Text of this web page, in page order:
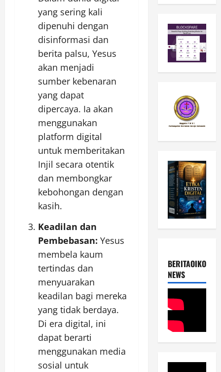
yang sering kali
dipenuhi dengan
disinformasi dan
berita palsu, Yesus
akan menjadi
sumber kebenaran
yang dapat
dipercaya. Ia akan
menggunakan
platform digital
untuk memberitakan
Injil secara otentik
dan membongkar
kebohongan dengan
kasih.
Keadilan dan
Pembebasan: Yesus
membela kaum
tertindas dan
menyuarakan
keadilan bagi mereka
yang tidak berdaya.
Di era digital, ini
dapat berarti
menggunakan media
sosial untuk
NEWS